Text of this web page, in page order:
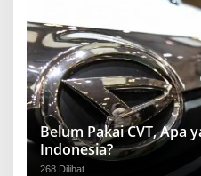
Belum Pakai CVT, Apa
Indonesia?
268 Dilihat